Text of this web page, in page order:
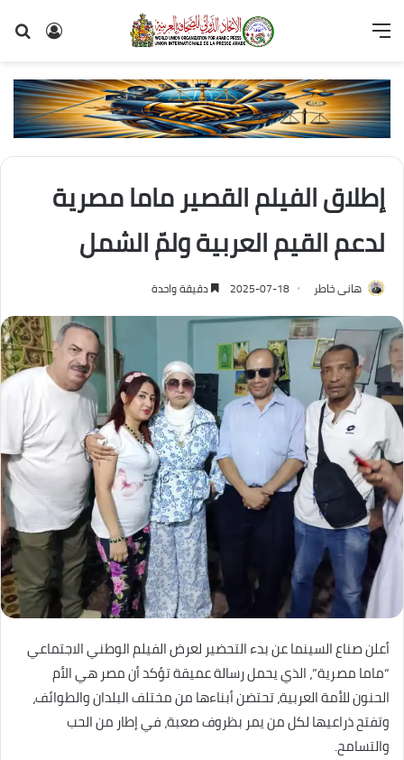
تسجيل
القائمة
إطلاق الفيلم القصير ماما مصرية
لدعم القيم العربية ولمّ الشمل
هانى خاطر 2025-07-18 دقيقة واحدة
أعلن صناع السينما عن بدء التحضير لعرض الفيلم الوطني الاجتماعي
“ماما مصرية”، الذي يحمل رسالة عميقة تؤكد أن مصر هي الأم
الحنون للأمة العربية، تحتضن أبناءها من مختلف البلدان والطوائف،
وتفتح ذراعيها لكل من يمر بظروف صعبة، في إطار من الحب
والتسامح.